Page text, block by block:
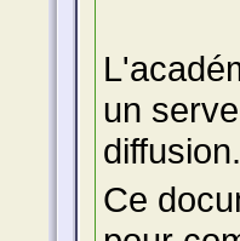
un
diffusion.
Ce